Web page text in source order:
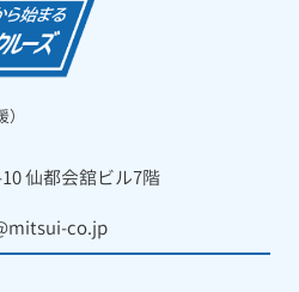
仙都会舘ビル7階
co.jp